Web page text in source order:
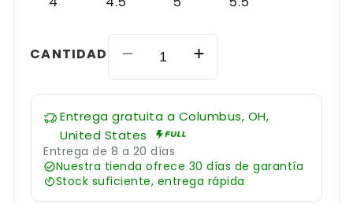
CANTIDAD
Reducir
para
Sandalias
de
piel
con
Aumentar
para
Sandalias
con
flores
Entrega gratuita a Columbus, OH,
United States
Entrega de 8 a 20 días
Nuestra tienda ofrece 30 días de garantía
Stock suficiente, entrega rápida